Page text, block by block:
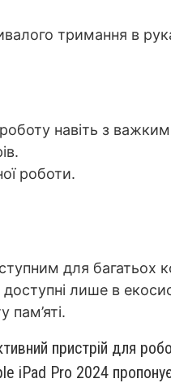
тримання в
навіть з
роботи.
для багатьох
лише в
пристрій для
iPad Pro 2024